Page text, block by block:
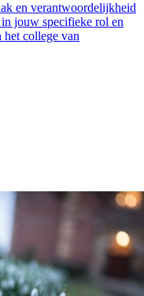
en verantwoordelijkheid
in jouw specifieke rol en
college van